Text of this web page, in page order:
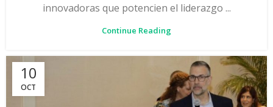
innovadoras que potencien el liderazgo ...
Continue Reading
10
OCT